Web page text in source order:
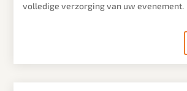
volledige verzorging van uw evenement.